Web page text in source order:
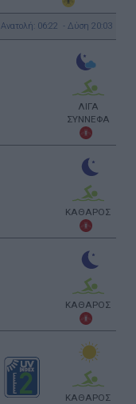
Ανατολή: 06:22 - Δύση 20:03
ΛΙΓΑ
ΣΥΝΝΕΦΑ
ΚΑΘΑΡΟΣ
ΚΑΘΑΡΟΣ
ΚΑΘΑΡΟΣ